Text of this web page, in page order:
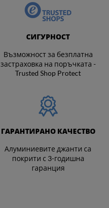
СИГУРНОСТ
Възможност за безплатна
застраховка на поръчката -
Trusted Shop Protect
ГАРАНТИРАНО КАЧЕСТВО
Алуминиевите джанти са
покрити с 3-годишна
гаранция